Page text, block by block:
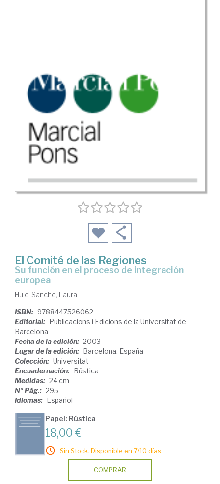
El Comité de las Regiones
su función en el proceso de integración
europea
Huici Sancho, Laura
ISBN: 9788447526062
Editorial: Publicacions i Edicions de la Universitat de
Barcelona
Fecha de la edición: 2003
Lugar de la edición: Barcelona. España
Colección: Universitat
Encuadernación: Rústica
Medidas: 24 cm
Nº Pág.: 295
Idiomas: Español
Papel: Rústica
18,00 €
Sin Stock. Disponible en 7/10 días.
COMPRAR